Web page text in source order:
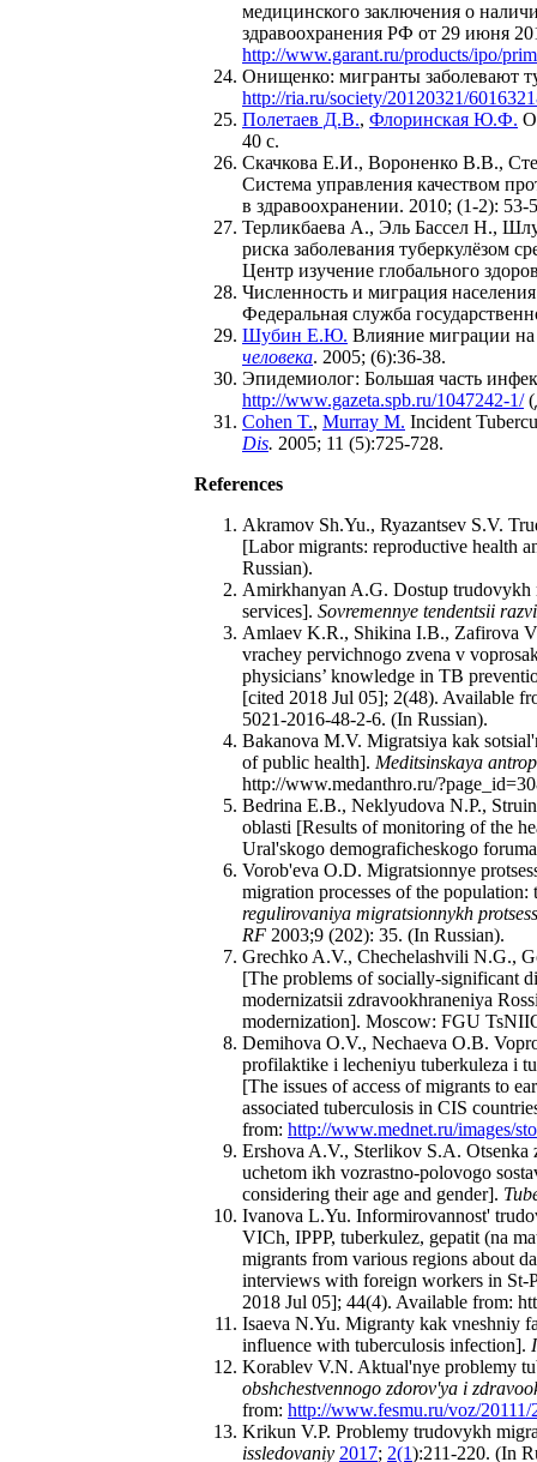
медицинского заключения о
здравоохранения РФ от 29 июня
http://www.garant.ru/products/ipo/
Онищенко: мигранты заболевают
http://ria.ru/society/20120321/
Полетаев Д.В., Флоринская Ю.Ф.
40 с.
Скачкова Е.И., Вороненко В.В.,
Система управления качеством
в здравоохранении. 2010; (1-2): 53-
Терликбаева А., Эль Бассел Н.,
риска заболевания туберкулёзом
Центр изучение глобального
Численность и миграция
Федеральная служба
Шубин Е.Ю. Влияние миграции на
человека. 2005; (6):36-38.
Эпидемиолог: Большая часть
http://www.gazeta.spb.ru/1047242-1/
Cohen T., Murray M. Incident
Dis. 2005; 11 (5):725-728.
References
Akramov Sh.Yu., Ryazantsev S.V.
[Labor migrants: reproductive health
Russian).
Amirkhanyan A.G. Dostup trudovykh
services]. Sovremennye tendentsii
Amlaev K.R., Shikina I.B., Zafirova
vrachey pervichnogo zvena v
physicians’ knowledge in TB
[cited 2018 Jul 05]; 2(48). Available
5021-2016-48-2-6. (In Russian).
Bakanova M.V. Migratsiya kak
of public health]. Meditsinskaya
http://www.medanthro.ru/
Bedrina E.B., Neklyudova N.P.,
oblasti [Results of monitoring of the
Ural'skogo demograficheskogo
Vorob'eva O.D. Migratsionnye
migration processes of the
regulirovaniya migratsionnykh
RF 2003;9 (202): 35. (In Russian).
Grechko A.V., Chechelashvili N.G.,
[The problems of socially-significant
modernizatsii zdravookhraneniya
modernization]. Moscow: FGU
Demihova O.V., Nechaeva O.B.
profilaktike i lecheniyu tuberkuleza i
[The issues of access of migrants to
associated tuberculosis in CIS
from: http://www.mednet.ru/images/
Ershova A.V., Sterlikov S.A.
uchetom ikh vozrastno-polovogo
considering their age and gender].
Ivanova L.Yu. Informirovannost'
VICh, IPPP, tuberkulez, gepatit (na
migrants from various regions about
interviews with foreign workers in St-
2018 Jul 05]; 44(4). Available from:
Isaeva N.Yu. Migranty kak vneshniy
influence with tuberculosis infection].
Korablev V.N. Aktual'nye problemy
obshchestvennogo zdorov'ya i
from: http://www.fesmu.ru/voz/20111/
Krikun V.P. Problemy trudovykh
issledovaniy 2017; 2(1):211-220. (In